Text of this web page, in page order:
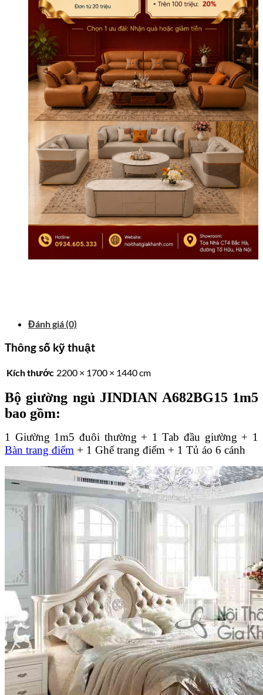
Đánh giá (0)
Thông số kỹ thuật
Kích thước 2200 × 1700 × 1440 cm
Bộ giường ngủ JINDIAN A682BG15 1m5
bao gồm:
1 Giường 1m5 đuôi thường + 1 Tab đầu giường + 1
Bàn trang điểm + 1 Ghế trang điểm + 1 Tủ áo 6 cánh